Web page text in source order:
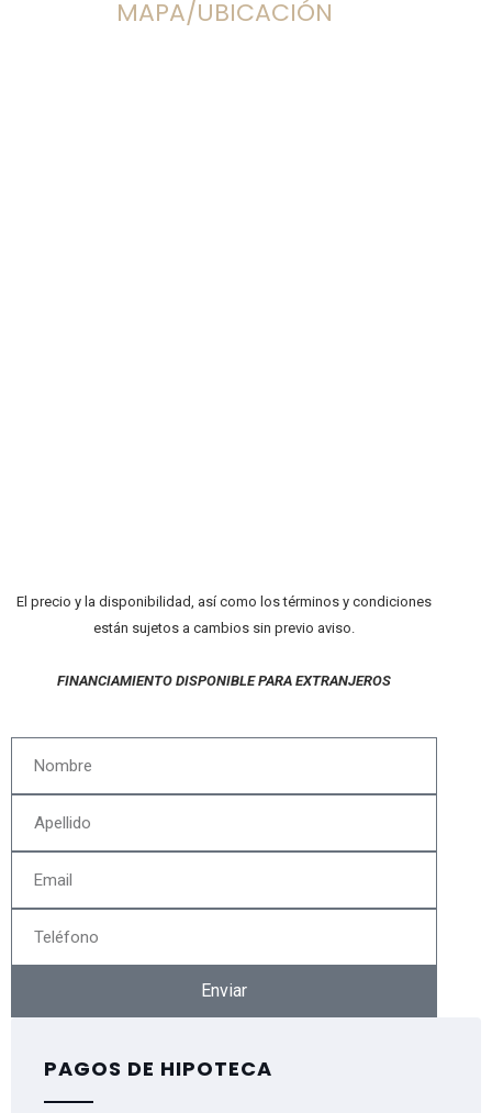
MAPA/UBICACIÓN
El precio y la disponibilidad, así como los términos y condiciones
están sujetos a cambios sin previo aviso.
FINANCIAMIENTO DISPONIBLE PARA EXTRANJEROS
Enviar
PAGOS DE HIPOTECA